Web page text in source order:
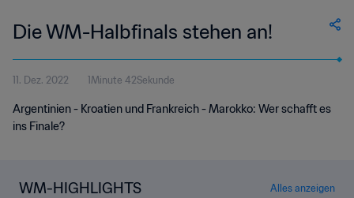
Die WM-Halbfinals stehen an!
11. Dez. 2022 1Minute 42Sekunde
Argentinien - Kroatien und Frankreich - Marokko: Wer schafft es
ins Finale?
WM-HIGHLIGHTS Alles anzeigen